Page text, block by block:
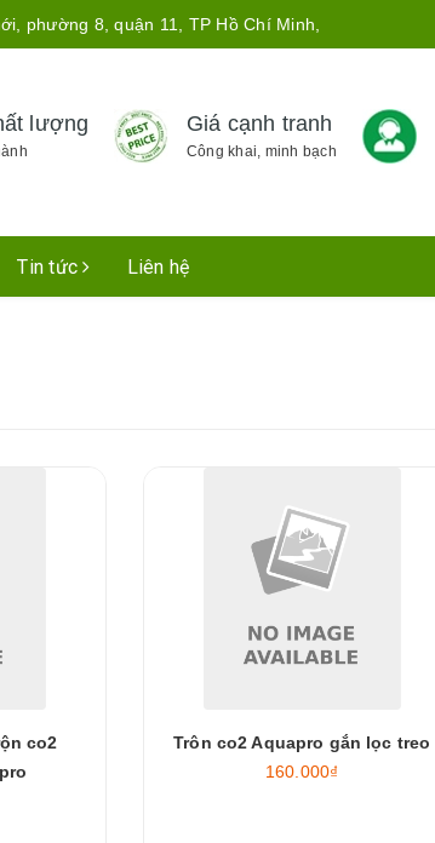
phường 8, quận 11, TP Hồ Chí Minh,
lượng Giá cạnh tranh
Công khai, minh bạch
Tin tức Liên hệ
co2
Trôn co2 Aquapro gắn lọc treo
160.000₫